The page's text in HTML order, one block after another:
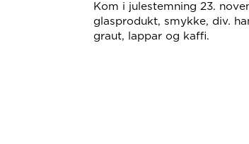
Kom i julestemning 23.
glasprodukt, smykke, div.
graut, lappar og kaffi.